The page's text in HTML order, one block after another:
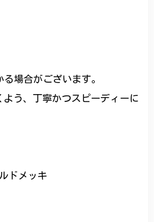
場合がございます。
う、丁寧かつスピーディーに
ドメッキ